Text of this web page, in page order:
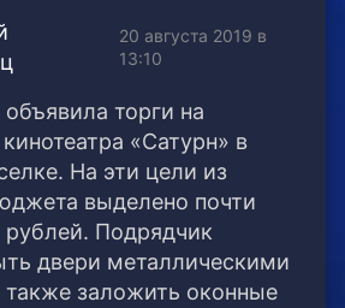
20 августа 2019 в
13:10
торги на
«Сатурн» в
На эти цели из
выделено почти
Подрядчик
двери металлическими
заложить оконные